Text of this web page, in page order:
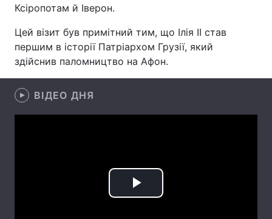
Україна
Економіка Світ
Спорт Наука
Техно і зв'язок
Ксіропотам й Іверон.
Цей візит був примітний тим, що Ілія II став
першим в історії Патріархом Грузії, який
здійснив паломництво на Афон.
ВІДЕО ДНЯ
Play